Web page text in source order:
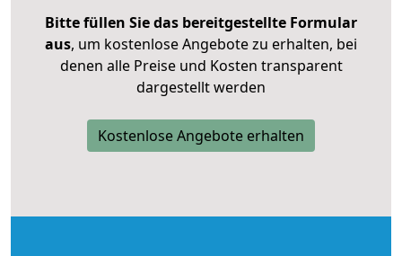
Bitte füllen Sie das bereitgestellte Formular
aus, um kostenlose Angebote zu erhalten, bei
denen alle Preise und Kosten transparent
dargestellt werden
Kostenlose Angebote erhalten